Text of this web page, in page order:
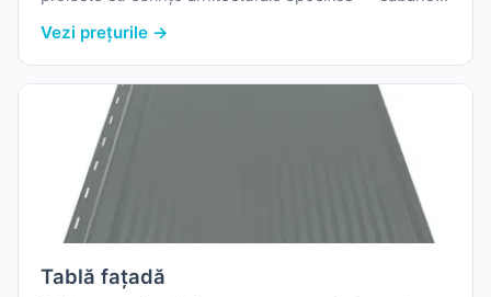
Vezi prețurile →
Tablă fațadă